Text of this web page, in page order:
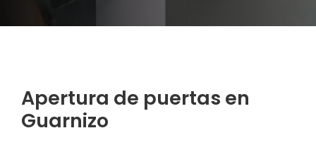
Apertura de puertas en
Guarnizo